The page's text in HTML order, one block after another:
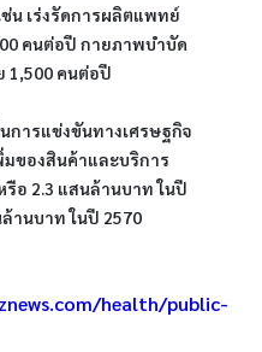
น เร่งรัดการผลิตแพทย์
คนต่อปี กายภาพบำบัด
1,500 คนต่อปี
การแข่งขันทางเศรษฐกิจ
มของสินค้าและบริการ
รือ 2.3 แสนล้านบาท ในปี
านบาท ในปี 2570
health/public-